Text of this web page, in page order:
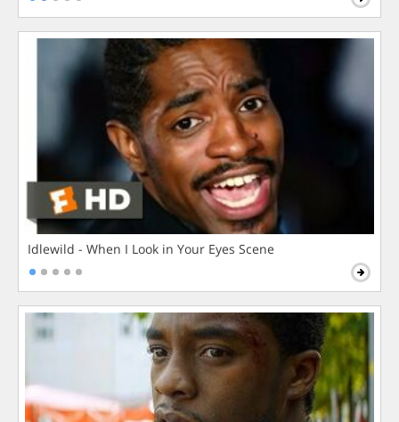
Idlewild - When I Look in Your Eyes Scene